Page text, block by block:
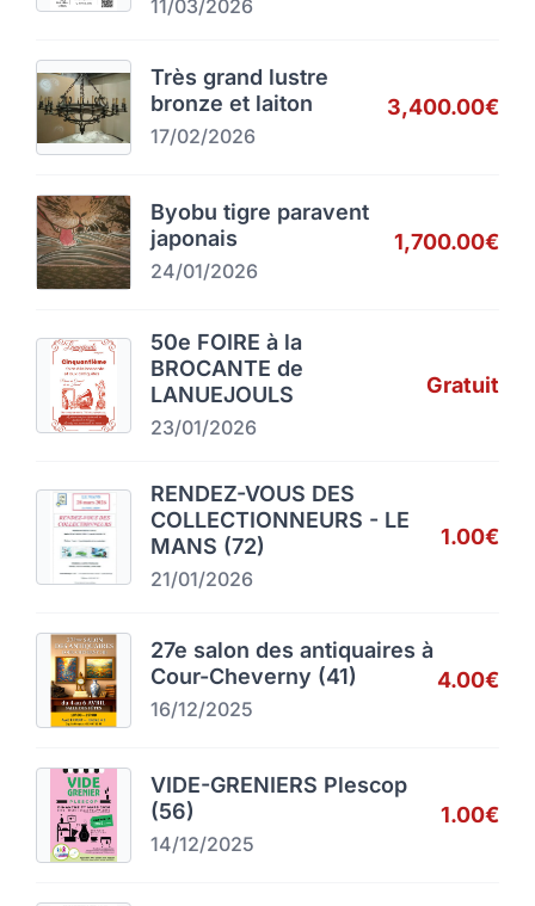
11/03/2026
Très grand lustre
bronze et laiton
17/02/2026
3,400.00€
Byobu tigre paravent
japonais
24/01/2026
1,700.00€
50e FOIRE à la
BROCANTE de
LANUEJOULS
23/01/2026
Gratuit
RENDEZ-VOUS DES
COLLECTIONNEURS - LE
MANS (72)
21/01/2026
1.00€
27e salon des antiquaires à
Cour-Cheverny (41)
16/12/2025
4.00€
VIDE-GRENIERS Plescop
(56)
14/12/2025
1.00€